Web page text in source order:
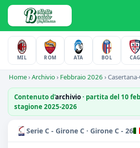
MIL ROM ATA BOL CAG
Home›Archivio› Febbraio 2026 ›
Contenuto d'archivio· partita del 10
stagione 2025-2026
Serie C - Girone C · Girone C - 26